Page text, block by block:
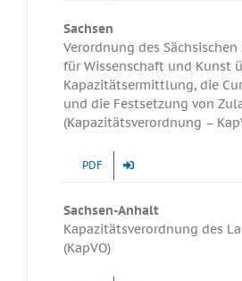
Sachsen
Verordnung des
für Wissenschaft und Kunst
Kapazitätsermittlung, die
und die Festsetzung von
(Kapazitätsverordnung –
PDF
Sachsen-Anhalt
Kapazitätsverordnung des
(KapVO)